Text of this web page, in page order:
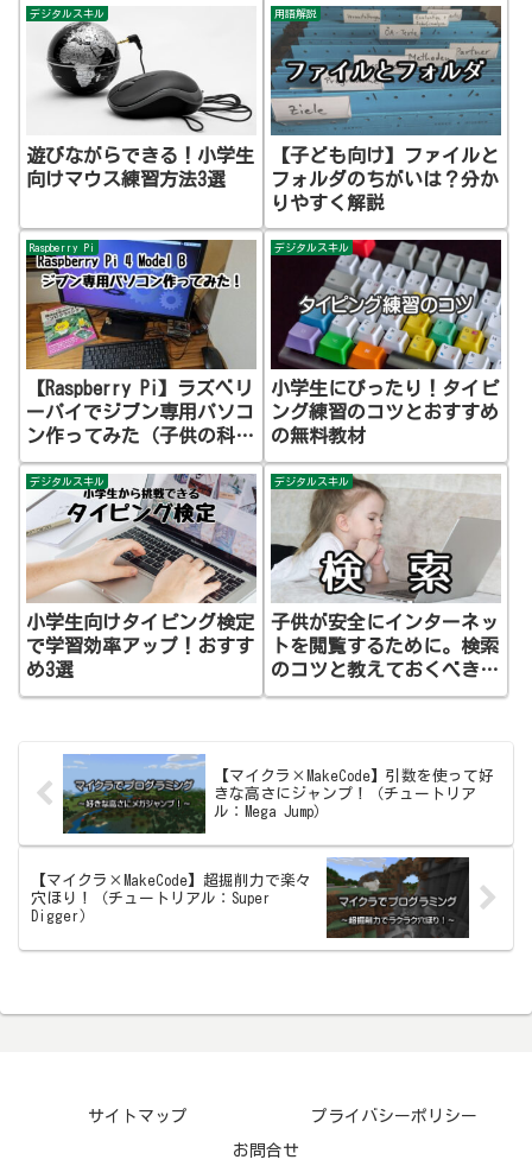
デジタルスキル
遊びながらできる！小学生
向けマウス練習方法3選
用語解説
【子ども向け】ファイルと
フォルダのちがいは？分か
りやすく解説
Raspberry Pi
【Raspberry Pi】ラズベリ
ーパイでジブン専用パソコ
ン作ってみた（子供の科
学）
デジタルスキル
小学生にぴったり！タイピ
ング練習のコツとおすすめ
の無料教材
デジタルスキル
小学生向けタイピング検定
で学習効率アップ！おすす
め3選
デジタルスキル
子供が安全にインターネッ
トを閲覧するために。検索
のコツと教えておくべきこ
と
【マイクラ×MakeCode】引数を使って好
きな高さにジャンプ！（チュートリア
ル：Mega Jump）
【マイクラ×MakeCode】超掘削力で楽々
穴ほり！（チュートリアル：Super
Digger）
サイトマップ プライバシーポリシー
お問合せ